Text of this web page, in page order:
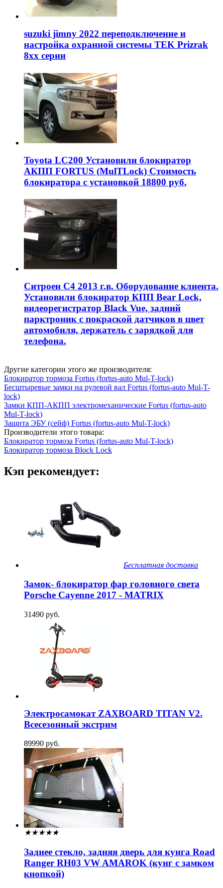
suzuki jimny 2022 переподключение и
настройка охранной системы TEK Prizrak
8xx серии
Toyota LC200 Установили блокиратор
АКПП FORTUS (MulTLock) Стоимость
блокиратора с установкой 18800 руб.
Ситроен С4 2013 г.в. Оборудование клиента.
Установили блокиратор КПП Bear Lock,
видеорегистратор Black Vue, задний
парктроник с покраской датчиков в цвет
автомобиля, держатель с зарядкой для
телефона.
Другие категории этого же производителя:
Блокиратор тормоза Fortus (fortus-auto Mul-T-lock)
Бесштыревые замки на рулевой вал Fortus (fortus-auto Mul-T-
lock)
Замки КПП-АКПП электромеханические Fortus (fortus-auto
Mul-T-lock)
Защита ЭБУ (сейф) Fortus (fortus-auto Mul-T-lock)
Производители этого товара:
Блокиратор тормоза Fortus (fortus-auto Mul-T-lock)
Блокиратор тормоза Block Lock
Кэп рекомендует:
Бесплатная доставка
Замок- блокиратор фар головного света
Porsche Cayenne 2017 - MATRIX
31490 руб.
Электросамокат ZAXBOARD TITAN V2.
Всесезонный экстрим
89990 руб.
★★★★★
Заднее стекло, задняя дверь для кунга Road
Ranger RH03 VW AMAROK (кунг с замком
кнопкой)